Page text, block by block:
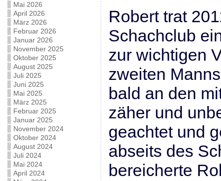
Mai 2026
April 2026
März 2026
Februar 2026
Januar 2026
November 2025
Oktober 2025
August 2025
Juli 2025
Juni 2025
Mai 2025
März 2025
Februar 2025
Januar 2025
November 2024
Oktober 2024
August 2024
Juli 2024
Mai 2024
April 2024
Robert trat
Schachclub
zur wichtigen
zweiten
bald an den
zäher und
geachtet und
abseits des
bereicherte